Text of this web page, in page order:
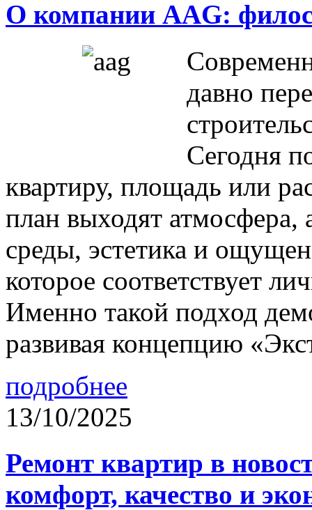
О компании AAG:
давно
Сегодня
квартиру, площадь или
план выходят атмосфера,
среды, эстетика и
которое соответствует
Именно такой подход
развивая концепцию
подробнее
13/10/2025
Ремонт квартир в
комфорт, качество и